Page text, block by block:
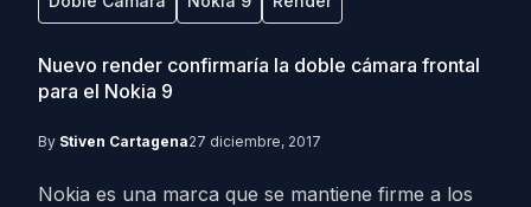
Nuevo render confirmaría la doble cámara frontal
para el Nokia 9
By Stiven Cartagena27 diciembre, 2017
Nokia es una marca que se mantiene firme a los